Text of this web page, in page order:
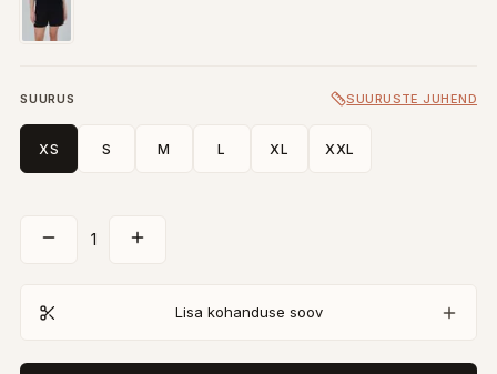
SUURUS SUURUSTE JUHEND
XS S M L XL XXL
1
Lisa kohanduse soov